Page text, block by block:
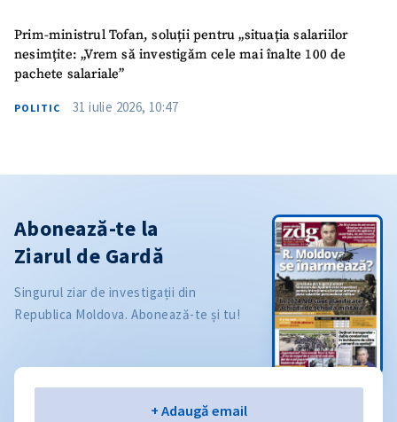
Prim-ministrul Tofan, soluții pentru „situația salariilor
nesimțite: „Vrem să investigăm cele mai înalte 100 de
pachete salariale”
POLITIC 31 iulie 2026, 10:47
Abonează-te la
Ziarul de Gardă
Singurul ziar de investigații din
Republica Moldova. Abonează-te și tu!
+ Adaugă email